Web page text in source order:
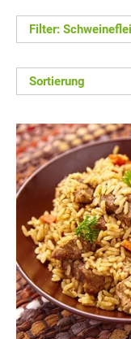
Filter:
Sortierung